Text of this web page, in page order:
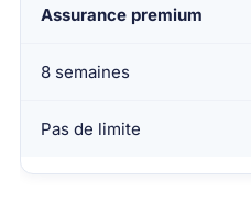
Assurance premium
8 semaines
Pas de limite